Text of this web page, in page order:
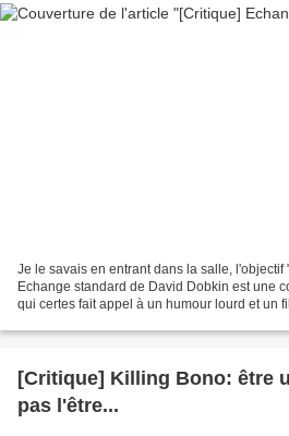
Je le savais en entrant dans la salle, l'objectif
Echange standard de David Dobkin est une
qui certes fait appel à un humour lourd et un
[Critique] Killing Bono: être
pas l'être...